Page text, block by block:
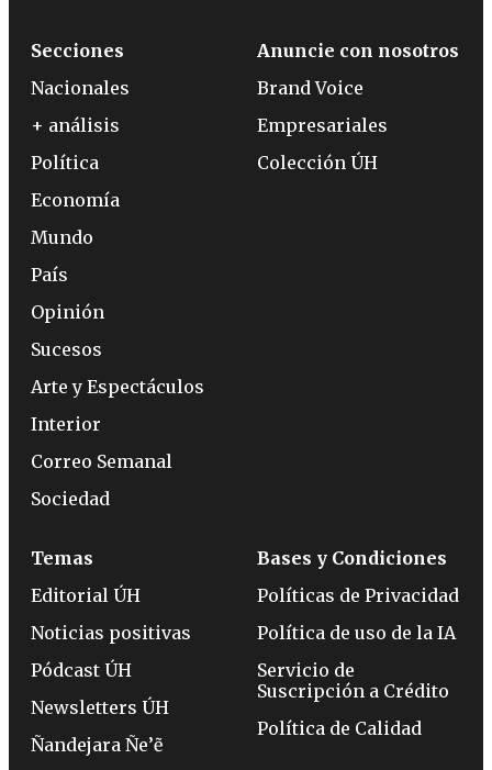
Secciones
Nacionales
+ análisis
Política
Economía
Mundo
País
Opinión
Sucesos
Arte y Espectáculos
Interior
Correo Semanal
Sociedad
Anuncie con nosotros
Brand Voice
Empresariales
Colección ÚH
Temas
Editorial ÚH
Noticias positivas
Pódcast ÚH
Newsletters ÚH
Ñandejara Ñe’ẽ
Bases y Condiciones
Políticas de Privacidad
Política de uso de la IA
Servicio de
Suscripción a Crédito
Política de Calidad